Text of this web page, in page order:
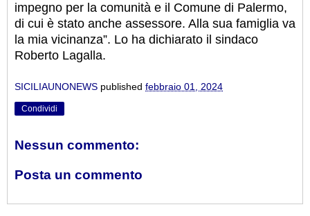
impegno per la comunità e il Comune di Palermo,
di cui è stato anche assessore. Alla sua famiglia va
la mia vicinanza”. Lo ha dichiarato il sindaco
Roberto Lagalla.
SICILIAUNONEWS published febbraio 01, 2024
Condividi
Nessun commento:
Posta un commento